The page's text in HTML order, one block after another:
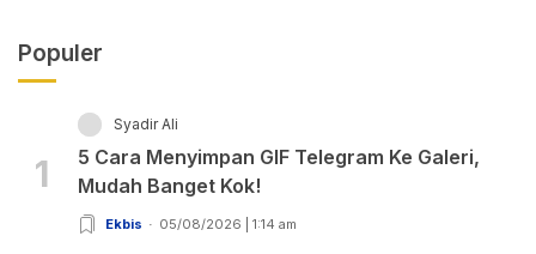
Populer
1
Syadir Ali
5 Cara Menyimpan GIF Telegram Ke Galeri,
Mudah Banget Kok!
Ekbis 05/08/2026 | 1:14 am